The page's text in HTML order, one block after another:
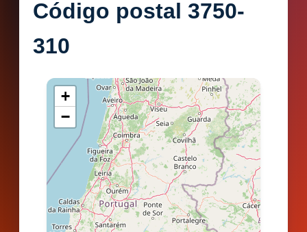
Código postal 3750-
310
+
−